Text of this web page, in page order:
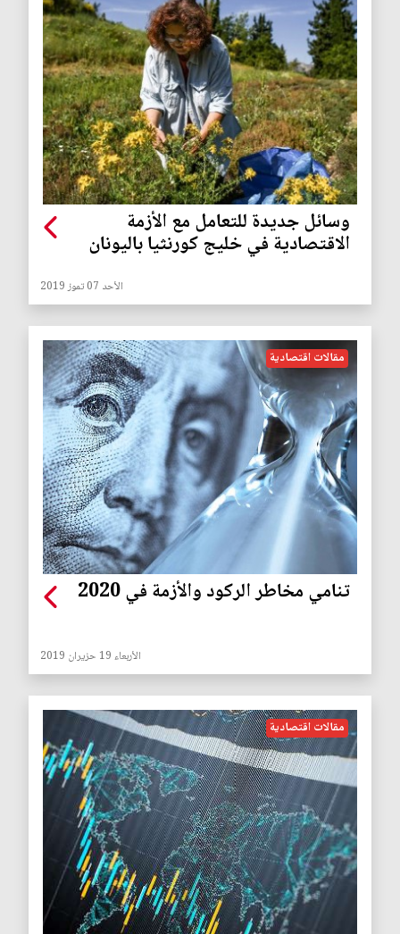
وسائل جديدة للتعامل مع الأزمة
الاقتصادية في خليج كورنثيا باليونان
الأحد 07 تموز 2019
مقالات اقتصادية
تنامي مخاطر الركود والأزمة في 2020
الأربعاء 19 حزيران 2019
مقالات اقتصادية